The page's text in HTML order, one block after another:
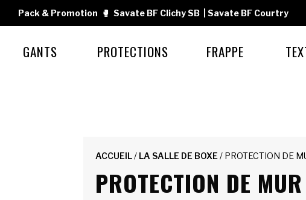
Pack & Promotion 🥊 Savate BF Clichy SB Savate BF Courtry
GANTS PROTECTIONS FRAPPE
ACCUEIL/ LA SALLE DE BOXE / PROTECTION DE
PROTECTION DE MUR